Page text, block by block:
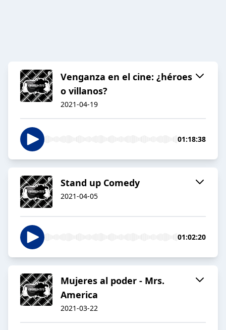
Venganza en el cine: ¿héroes
o villanos?
2021-04-19
01:18:38
Stand up Comedy
2021-04-05
01:02:20
Mujeres al poder - Mrs.
America
2021-03-22